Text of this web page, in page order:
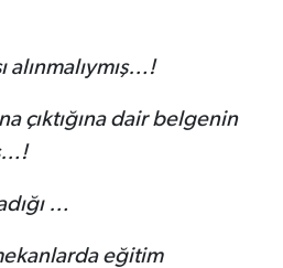
alınmalıymış…!
çıktığına dair belgenin
…
eğitim